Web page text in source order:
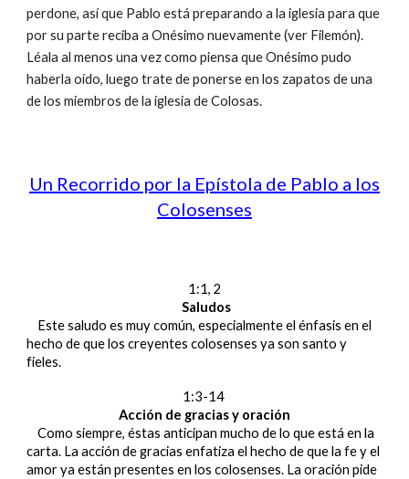
perdone, así que Pablo está preparando a la iglesia para que
por su parte reciba a Onésimo nuevamente (ver Filemón).
Léala al menos una vez como piensa que Onésimo pudo
haberla oído, luego trate de ponerse en los zapatos de una
de los miembros de la iglesia de Colosas.
Un Recorrido por la Epístola de Pablo a los
Colosenses
1:1, 2
Saludos
Este saludo es muy común, especialmente el énfasis en el
hecho de que los creyentes colosenses ya son santo y
fieles.
1:3-14
Acción de gracias y oración
Como siempre, éstas anticipan mucho de lo que está en la
carta. La acción de gracias enfatiza el hecho de que la fe y el
amor ya están presentes en los colosenses. La oración pide